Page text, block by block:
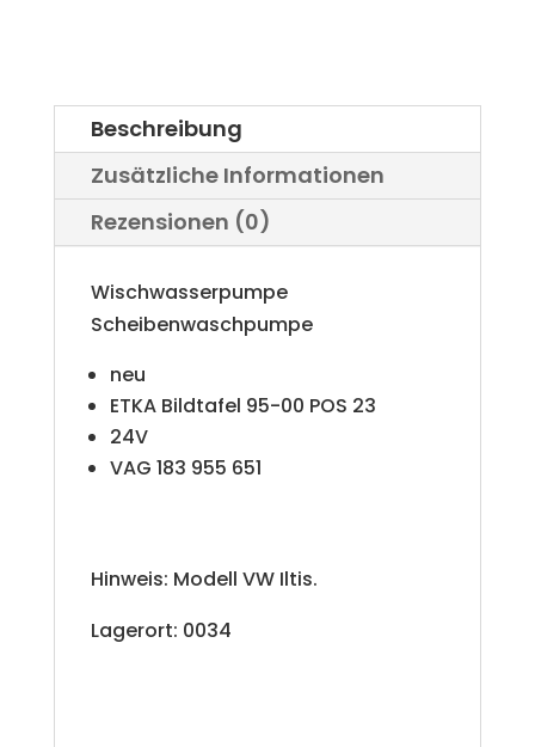
Beschreibung
Zusätzliche Informationen
Rezensionen (0)
Wischwasserpumpe
Scheibenwaschpumpe
neu
ETKA Bildtafel 95-00 POS 23
24V
VAG 183 955 651
Hinweis: Modell VW Iltis.
Lagerort: 0034